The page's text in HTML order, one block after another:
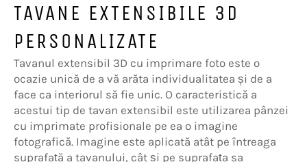
TAVANE EXTENSIBILE 3D
PERSONALIZATE
Tavanul extensibil 3D cu imprimare foto este o
ocazie unică de a vă arăta individualitatea și de a
face ca interiorul să fie unic. O caracteristică a
acestui tip de tavan extensibil este utilizarea pânzei
cu imprimate profisionale pe ea o imagine
fotografică. Imagine este aplicată atât pe întreaga
suprafață a tavanului, cât și pe suprafața sa